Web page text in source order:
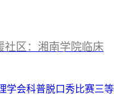
社区：湘南学院临床